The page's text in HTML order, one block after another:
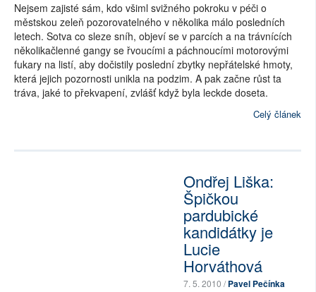
Nejsem zajisté sám, kdo všiml svižného pokroku v péči o
městskou zeleň pozorovatelného v několika málo posledních
letech. Sotva co sleze sníh, objeví se v parcích a na trávnících
několikačlenné gangy se řvoucími a páchnoucími motorovými
fukary na listí, aby dočistily poslední zbytky nepřátelské hmoty,
která jejich pozornosti unikla na podzim. A pak začne růst ta
tráva, jaké to překvapení, zvlášť když byla leckde doseta.
Celý článek
Ondřej Liška:
Špičkou
pardubické
kandidátky je
Lucie
Horváthová
7. 5. 2010 /Pavel Pečínka